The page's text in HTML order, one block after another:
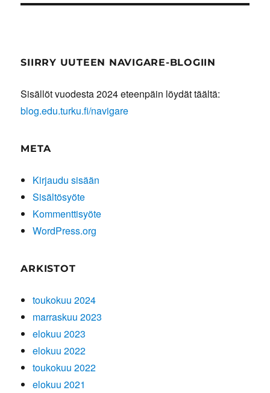
SIIRRY UUTEEN NAVIGARE-BLOGIIN
Sisällöt vuodesta 2024 eteenpäin löydät täältä:
blog.edu.turku.fi/navigare
META
Kirjaudu sisään
Sisältösyöte
Kommenttisyöte
WordPress.org
ARKISTOT
toukokuu 2024
marraskuu 2023
elokuu 2023
elokuu 2022
toukokuu 2022
elokuu 2021